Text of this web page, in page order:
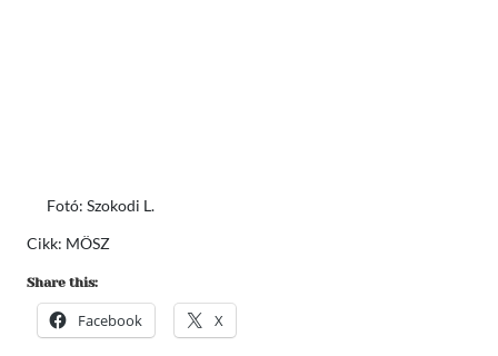
Fotó: Szokodi L.
Cikk: MÖSZ
Share this:
Facebook X